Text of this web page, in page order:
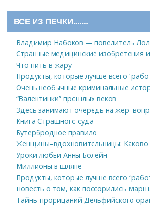
ВСЕ ИЗ ПЕЧКИ…….
Владимир Набоков — повелитель
Странные медицинские изобретения
Что пить в жару
Продукты, которые лучше всего
Очень необычные криминальные
“Валентинки” прошлых веков
Здесь занимают очередь на
Книга Страшного суда
Бутербродное правило
Женщины–вдохновительницы: Каково
Уроки любви Анны Болейн
Миллионы в шляпе
Продукты, которые лучше всего
Повесть о том, как поссорились
Тайны прорицаний Дельфийского